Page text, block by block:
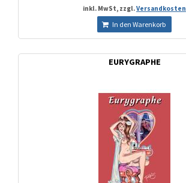
inkl. MwSt, zzgl.Versandkosten
In den Warenkorb
EURYGRAPHE